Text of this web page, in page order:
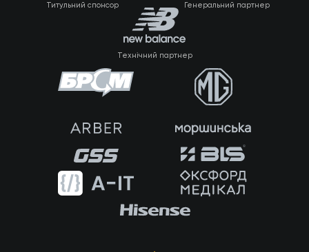
Титульний спонсор Генеральний партнер
Технічний партнер